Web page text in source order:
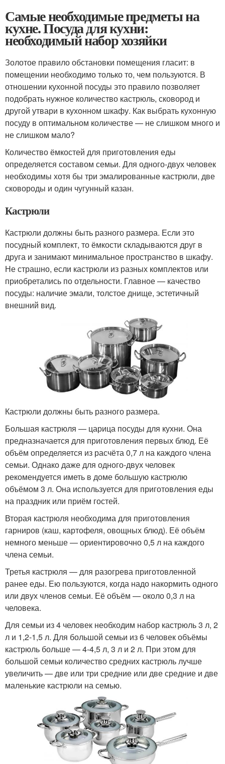
Самые необходимые предметы на
кухне. Посуда для кухни:
необходимый набор хозяйки
Золотое правило обстановки помещения гласит: в
помещении необходимо только то, чем пользуются. В
отношении кухонной посуды это правило позволяет
подобрать нужное количество кастрюль, сковород и
другой утвари в кухонном шкафу. Как выбрать кухонную
посуду в оптимальном количестве — не слишком много и
не слишком мало?
Количество ёмкостей для приготовления еды
определяется составом семьи. Для одного-двух человек
необходимы хотя бы три эмалированные кастрюли, две
сковороды и один чугунный казан.
Кастрюли
Кастрюли должны быть разного размера. Если это
посудный комплект, то ёмкости складываются друг в
друга и занимают минимальное пространство в шкафу.
Не страшно, если кастрюли из разных комплектов или
приобретались по отдельности. Главное — качество
посуды: наличие эмали, толстое днище, эстетичный
внешний вид.
Кастрюли должны быть разного размера.
Большая кастрюля — царица посуды для кухни. Она
предназначается для приготовления первых блюд. Её
объём определяется из расчёта 0,7 л на каждого члена
семьи. Однако даже для одного-двух человек
рекомендуется иметь в доме большую кастрюлю
объёмом 3 л. Она используется для приготовления еды
на праздник или приём гостей.
Вторая кастрюля необходима для приготовления
гарниров (каш, картофеля, овощных блюд). Её объём
немного меньше — ориентировочно 0,5 л на каждого
члена семьи.
Третья кастрюля — для разогрева приготовленной
ранее еды. Ею пользуются, когда надо накормить одного
или двух членов семьи. Её объём — около 0,3 л на
человека.
Для семьи из 4 человек необходим набор кастрюль 3 л, 2
л и 1,2-1,5 л. Для большой семьи из 6 человек объёмы
кастрюль больше — 4-4,5 л, 3 л и 2 л. При этом для
большой семьи количество средних кастрюль лучше
увеличить — две или три средние или две средние и две
маленькие кастрюли на семью.